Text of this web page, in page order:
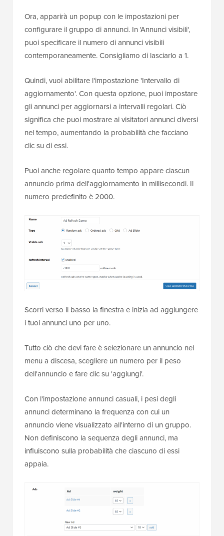
Ora, apparirà un popup con le impostazioni per
configurare il gruppo di annunci. In 'Annunci visibili',
puoi specificare il numero di annunci visibili
contemporaneamente. Consigliamo di lasciarlo a 1.
Quindi, vuoi abilitare l'impostazione 'Intervallo di
aggiornamento'. Con questa opzione, puoi impostare
gli annunci per aggiornarsi a intervalli regolari. Ciò
significa che puoi mostrare ai visitatori annunci diversi
nel tempo, aumentando la probabilità che facciano
clic su di essi.
Puoi anche regolare quanto tempo appare ciascun
annuncio prima dell'aggiornamento in millisecondi. Il
numero predefinito è 2000.
Scorri verso il basso la finestra e inizia ad aggiungere
i tuoi annunci uno per uno.
Tutto ciò che devi fare è selezionare un annuncio nel
menu a discesa, scegliere un numero per il peso
dell'annuncio e fare clic su 'aggiungi'.
Con l'impostazione annunci casuali, i pesi degli
annunci determinano la frequenza con cui un
annuncio viene visualizzato all'interno di un gruppo.
Non definiscono la sequenza degli annunci, ma
influiscono sulla probabilità che ciascuno di essi
appaia.